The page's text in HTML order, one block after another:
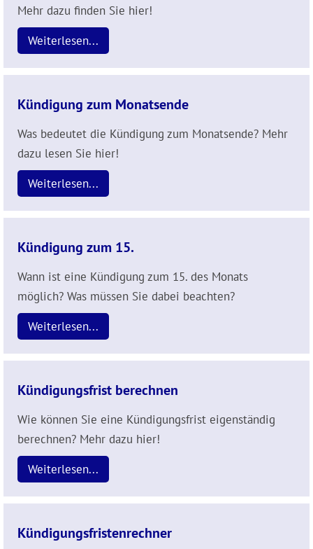
Mehr dazu finden Sie hier!
Weiterlesen...
Kündigung zum Monatsende
Was bedeutet die Kündigung zum Monatsende? Mehr
dazu lesen Sie hier!
Weiterlesen...
Kündigung zum 15.
Wann ist eine Kündigung zum 15. des Monats
möglich? Was müssen Sie dabei beachten?
Weiterlesen...
Kündigungsfrist berechnen
Wie können Sie eine Kündigungsfrist eigenständig
berechnen? Mehr dazu hier!
Weiterlesen...
Kündigungsfristenrechner